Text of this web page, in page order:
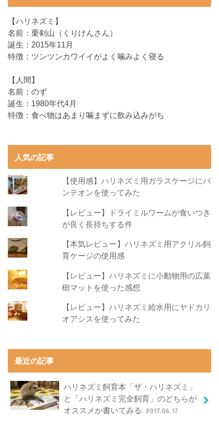
【ハリネズミ】
名前：栗剣山（くりけんさん）
誕生：2015年11月
特徴：ツンツンカワイイがよく噛みよく寝る
【人間】
名前：のず
誕生：1980年代4月
特徴：食べ物はあまり噛まずに飲み込みがち
人気の記事
【使用感】ハリネズミ用ガラスケージにパ
ンテオンを使ってみた
【レビュー】ドライミルワームが食いつき
が良く長持ちする件
【本気レビュー】ハリネズミ用アクリル飼
育ケージの使用感
【レビュー】ハリネズミに小動物用の広葉
樹マットを使った感想
【レビュー】ハリネズミ給水用にヤドカリ
オアシスを使ってみた
最近の記事
ハリネズミ飼育本「ザ・ハリネズミ」
と「ハリネズミ完全飼育」のどちらが
オススメか書いてみる
2017.06.17